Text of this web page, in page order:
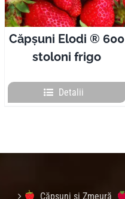
Căpșuni Elodi ® 600
stoloni frigo
Detalii
Căpșuni și Zmeură